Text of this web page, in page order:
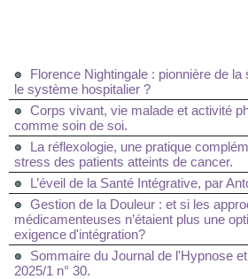
Florence Nightingale : pionnière de la
le système hospitalier ?
Corps vivant, vie malade et activité
comme soin de soi.
La réflexologie, une pratique
stress des patients atteints de cancer.
L’éveil de la Santé Intégrative, par
Gestion de la Douleur : et si les
médicamenteuses n’étaient plus une
exigence d'intégration?
Sommaire du Journal de l'Hypnose
2025/1 n° 30.